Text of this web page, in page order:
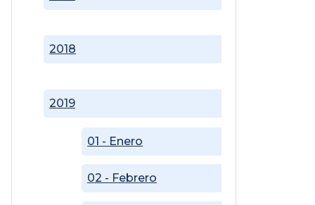
2018
2019
01 - Enero
02 - Febrero